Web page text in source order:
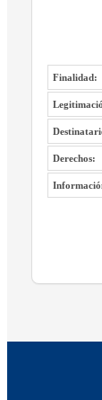
Finalidad:
Derechos: